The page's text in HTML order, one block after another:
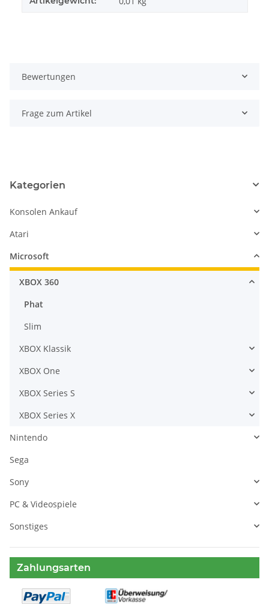
Bewertungen
Frage zum Artikel
Kategorien
Konsolen Ankauf
Atari
Microsoft
XBOX 360
Phat
Slim
XBOX Klassik
XBOX One
XBOX Series S
XBOX Series X
Nintendo
Sega
Sony
PC & Videospiele
Sonstiges
Zahlungsarten